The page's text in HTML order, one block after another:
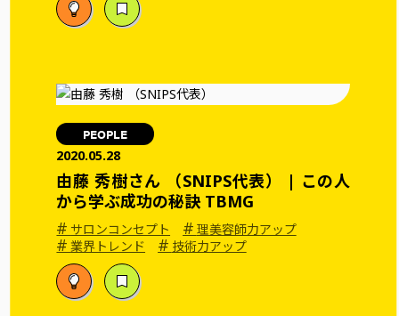
PEOPLE
2020.05.28
由藤 秀樹さん （SNIPS代表） | この人
から学ぶ成功の秘訣 TBMG
# サロンコンセプト # 理美容師力アップ
#業界トレンド # 技術力アップ